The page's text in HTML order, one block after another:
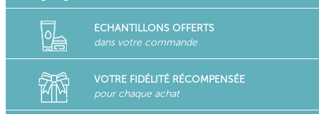
ECHANTILLONS OFFERTS
dans votre commande
VOTRE FIDÉLITÉ RÉCOMPENSÉE
pour chaque achat